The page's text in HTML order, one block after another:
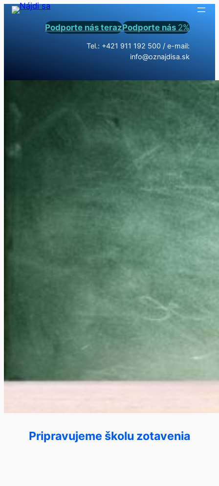
Podporte nás terazPodporte nás 2%
Tel.: +421 911 192 500 / e-mail:
info@oznajdisa.sk
Pripravujeme školu zotavenia